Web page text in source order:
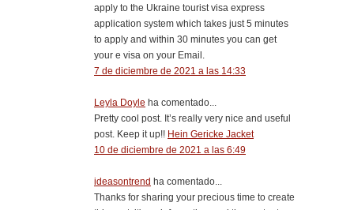
apply to the Ukraine tourist visa express
application system which takes just 5 minutes
to apply and within 30 minutes you can get
your e visa on your Email.
7 de diciembre de 2021 a las 14:33
Leyla Doyle ha comentado...
Pretty cool post. It’s really very nice and useful
post. Keep it up!! Hein Gericke Jacket
10 de diciembre de 2021 a las 6:49
ideasontrend ha comentado...
Thanks for sharing your precious time to create